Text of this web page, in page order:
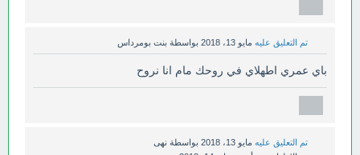
تم التعليق عليه مايو 13، 2018 بواسطة بنت بومرداس
باي عمري اطهلاي في روحك مام انا نروح
تم التعليق عليه مايو 13، 2018 بواسطة نهى